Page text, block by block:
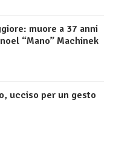
muore a 37 anni
“Mano” Machinek
ucciso per un gesto